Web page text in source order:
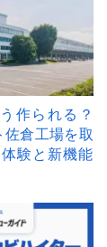
作られる？
佐倉工場を取
験と新機能